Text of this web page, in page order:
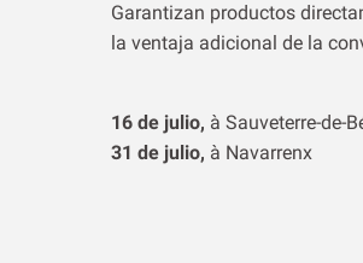
Garantizan productos
la ventaja adicional de la
16 de julio, à Sauveterre-de-
31 de julio, à Navarrenx